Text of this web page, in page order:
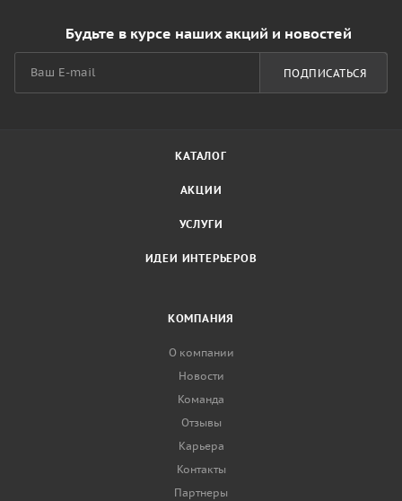
Будьте в курсе наших акций и новостей
ПОДПИСАТЬСЯ
КАТАЛОГ
АКЦИИ
УСЛУГИ
ИДЕИ ИНТЕРЬЕРОВ
КОМПАНИЯ
О компании
Новости
Команда
Отзывы
Карьера
Контакты
Партнеры